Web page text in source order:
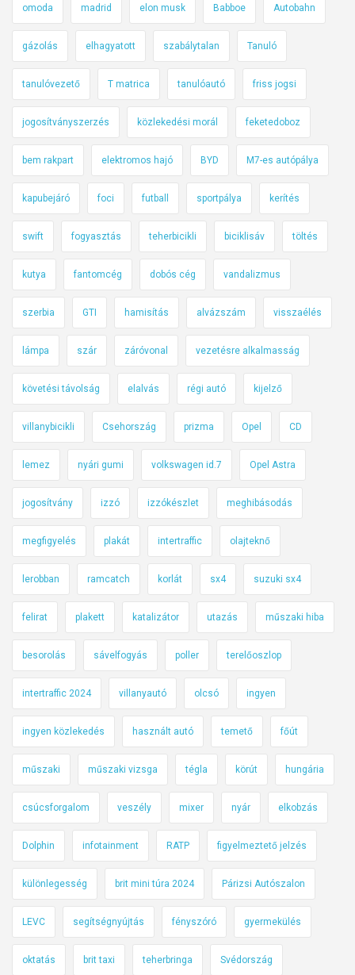
omoda madrid elon musk Babboe Autobahn
gázolás elhagyatott szabálytalan Tanuló
tanulóvezető T matrica tanulóautó friss jogsi
jogosítványszerzés közlekedési morál feketedoboz
bem rakpart elektromos hajó BYD M7-es autópálya
kapubejáró foci futball sportpálya kerítés
swift fogyasztás teherbicikli biciklisáv töltés
kutya fantomcég dobós cég vandalizmus
szerbia GTI hamisítás alvázszám visszaélés
lámpa szár záróvonal vezetésre alkalmasság
követési távolság elalvás régi autó kijelző
villanybicikli Csehország prizma Opel CD
lemez nyári gumi volkswagen id.7 Opel Astra
jogosítvány izzó izzókészlet meghibásodás
megfigyelés plakát intertraffic olajteknő
lerobban ramcatch korlát sx4 suzuki sx4
felirat plakett katalizátor utazás műszaki hiba
besorolás sávelfogyás poller terelőoszlop
intertraffic 2024 villanyautó olcsó ingyen
ingyen közlekedés használt autó temető főút
műszaki műszaki vizsga tégla körút hungária
csúcsforgalom veszély mixer nyár elkobzás
Dolphin infotainment RATP figyelmeztető jelzés
különlegesség brit mini túra 2024 Párizsi Autószalon
LEVC segítségnyújtás fényszóró gyermekülés
oktatás brit taxi teherbringa Svédország